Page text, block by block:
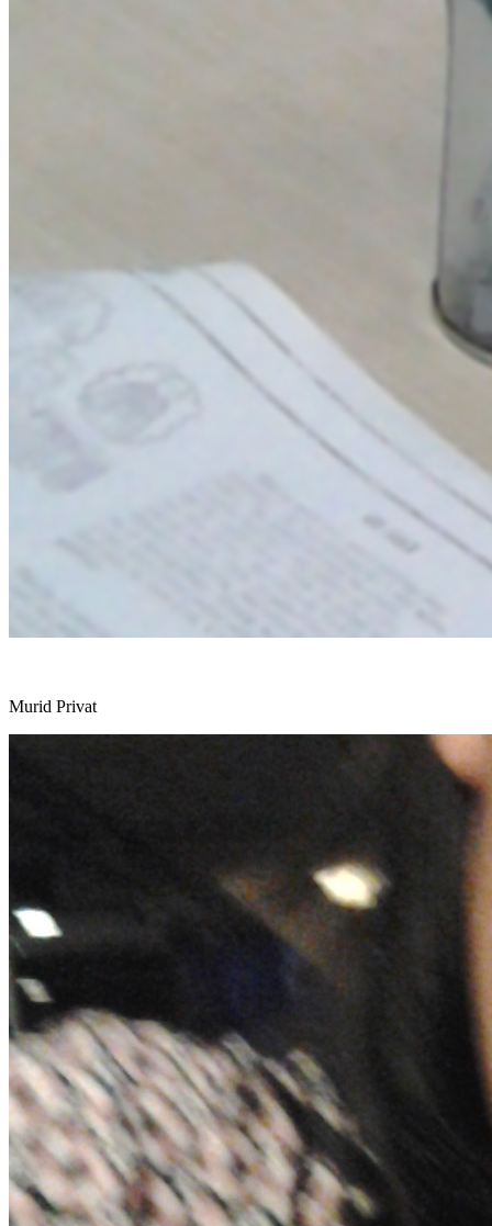
Murid Privat